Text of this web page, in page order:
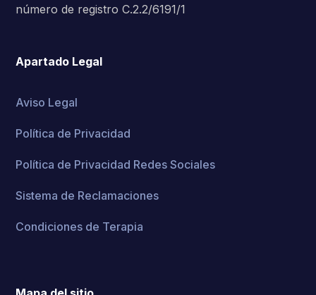
número de registro C.2.2/6191/1
Apartado Legal
Aviso Legal
Política de Privacidad
Política de Privacidad Redes Sociales
Sistema de Reclamaciones
Condiciones de Terapia